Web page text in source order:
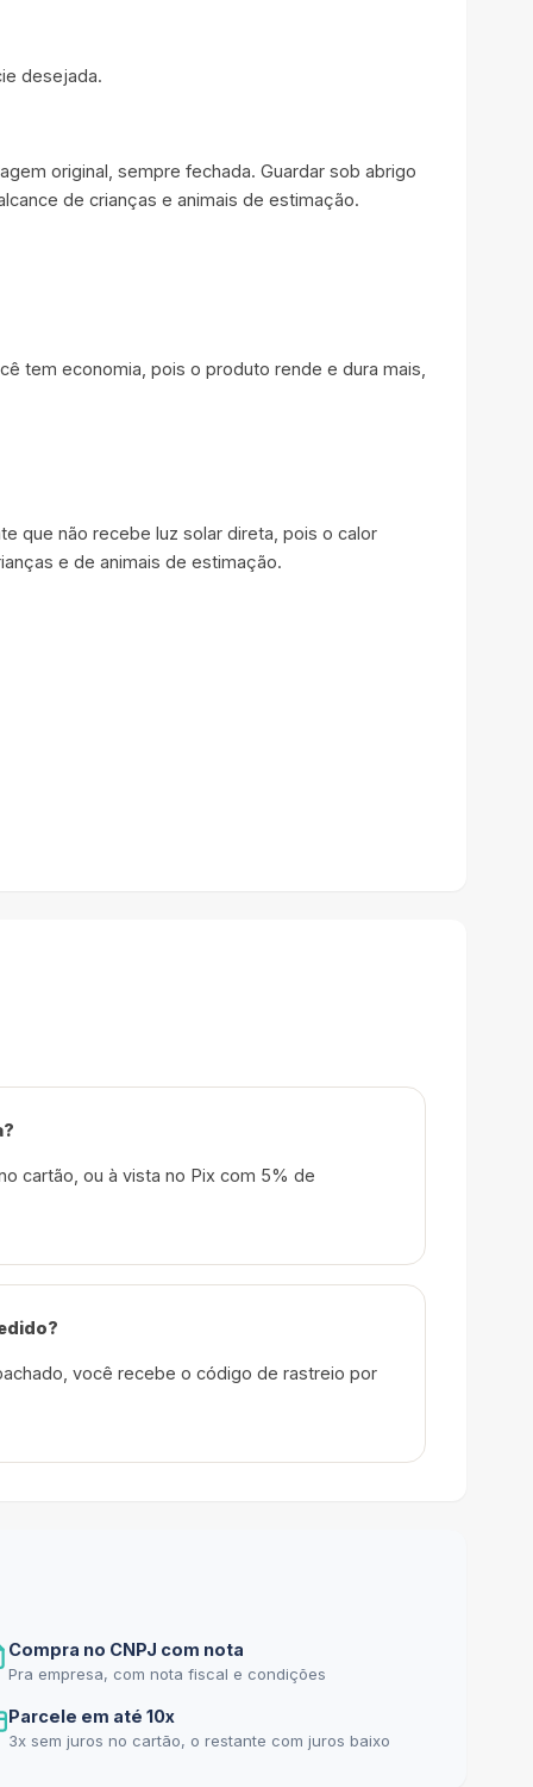
desejada.
original, sempre fechada. Guardar sob abrigo
de crianças e animais de estimação.
tem economia, pois o produto rende e dura mais,
que não recebe luz solar direta, pois o calor
e de animais de estimação.
cartão, ou à vista no Pix com 5% de
você recebe o código de rastreio por
Compra no CNPJ com nota
Pra empresa, com nota fiscal e condições
Parcele em até 10x
3x sem juros no cartão, o restante com juros baixo